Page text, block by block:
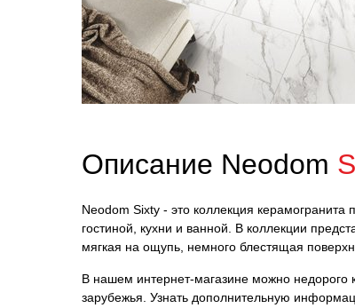
Описание Neodom
Neodom Sixty - это коллекция керамогранита
гостиной, кухни и ванной. В коллекции
мягкая на ощупь, немного блестящая
В нашем интернет-магазине можно недорого
зарубежья. Узнать дополнительную